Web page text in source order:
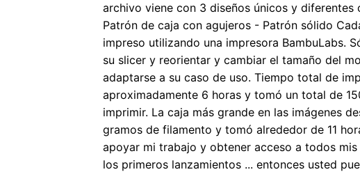
archivo viene con 3 diseños únicos y
Patrón de caja con agujeros - Patrón sólido
impreso utilizando una impresora BambuLabs.
su slicer y reorientar y cambiar el tamaño del
adaptarse a su caso de uso. Tiempo total de
aproximadamente 6 horas y tomó un total de
imprimir. La caja más grande en las imágenes
gramos de filamento y tomó alrededor de 11
apoyar mi trabajo y obtener acceso a todos
los primeros lanzamientos ... entonces usted